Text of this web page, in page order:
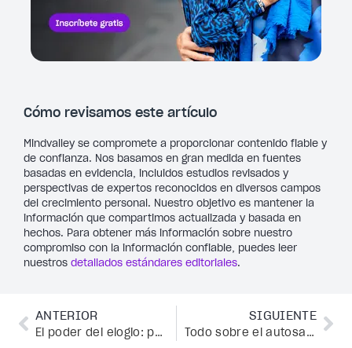
Cómo revisamos este artículo
Mindvalley se compromete a proporcionar contenido fiable y
de confianza. Nos basamos en gran medida en fuentes
basadas en evidencia, incluidos estudios revisados y
perspectivas de expertos reconocidos en diversos campos
del crecimiento personal. Nuestro objetivo es mantener la
información que compartimos actualizada y basada en
hechos. Para obtener más información sobre nuestro
compromiso con la información confiable, puedes leer
nuestros detallados estándares editoriales.
ANTERIOR
El poder del elogio: por qué deberías elogiarte a ti mismo
SIGUIENTE
Todo sobre el autosabotaje: deja de boicotearte